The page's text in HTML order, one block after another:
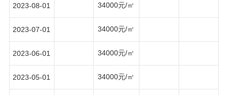
2023-08-01 34000元/㎡
2023-07-01 34000元/㎡
2023-06-01 34000元/㎡
2023-05-01 34000元/㎡